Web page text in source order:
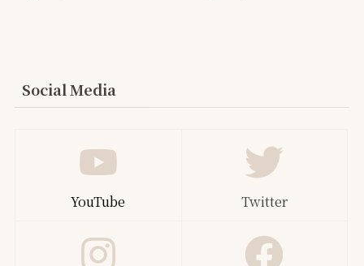
Social Media
YouTube Twitter